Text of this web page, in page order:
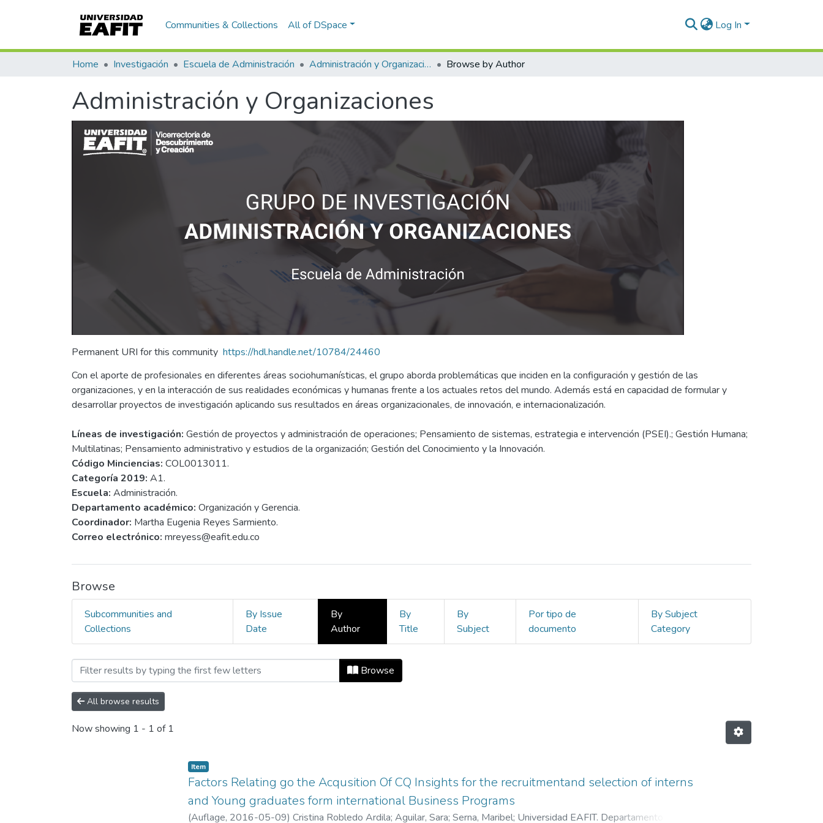
Communities & Collections All of DSpace Log In
Home Investigación Escuela de Administración Administración y Organizaciones Browse by Author
Administración y Organizaciones
Permanent URI for this community https://hdl.handle.net/10784/24460
Con el aporte de profesionales en diferentes áreas sociohumanísticas, el grupo aborda problemáticas que inciden en la configuración y gestión de las
organizaciones, y en la interacción de sus realidades económicas y humanas frente a los actuales retos del mundo. Además está en capacidad de formular y
desarrollar proyectos de investigación aplicando sus resultados en áreas organizacionales, de innovación, e internacionalización.
Líneas de investigación: Gestión de proyectos y administración de operaciones; Pensamiento de sistemas, estrategia e intervención (PSEI).; Gestión Humana;
Multilatinas; Pensamiento administrativo y estudios de la organización; Gestión del Conocimiento y la Innovación.
Código Minciencias: COL0013011.
Categoría 2019: A1.
Escuela: Administración.
Departamento académico: Organización y Gerencia.
Coordinador: Martha Eugenia Reyes Sarmiento.
Correo electrónico: mreyess@eafit.edu.co
Browse
Subcommunities and
Collections
By Issue
Date
By
Author
By
Title
By
Subject
Por tipo de
documento
By Subject
Category
Browsing Administración y Organizaciones by Author "Aguilar, Sara"
Browse
All browse results
Now showing 1 - 1 of 1
Item
Factors Relating go the Acqusition Of CQ Insights for the recruitmentand selection of interns
and Young graduates form international Business Programs
(Auflage, 2016-05-09) Cristina Robledo Ardila; Aguilar, Sara; Serna, Maribel; Universidad EAFIT. Departamento de